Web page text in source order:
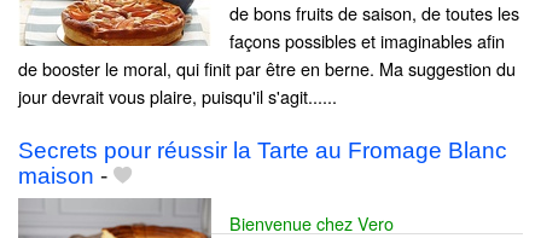
de bons fruits de saison, de toutes les
façons possibles et imaginables afin
de booster le moral, qui finit par être en berne. Ma suggestion du
jour devrait vous plaire, puisqu'il s'agit......
Secrets pour réussir la Tarte au Fromage Blanc
maison -
Bienvenue chez Vero